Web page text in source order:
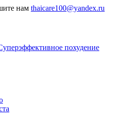
нам thaicare100@yandex.ru
похудение